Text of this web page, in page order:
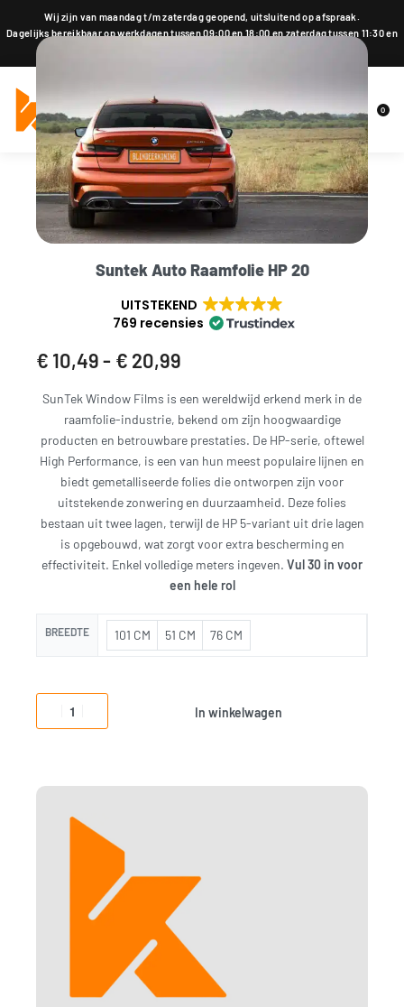
Wij zijn van maandag t/m zaterdag geopend, uitsluitend op afspraak.
Dagelijks bereikbaar op werkdagen tussen 09:00 en 18:00 en zaterdag tussen 11:30 en
0
Suntek Auto Raamfolie HP 20
UITSTEKEND
769 recensies
€ 10,49 € 20,99
SunTek Window Films is een wereldwijd erkend merk in de
raamfolie-industrie, bekend om zijn hoogwaardige
producten en betrouwbare prestaties. De HP-serie, oftewel
High Performance, is een van hun meest populaire lijnen en
biedt gemetalliseerde folies die ontworpen zijn voor
uitstekende zonwering en duurzaamheid. Deze folies
bestaan uit twee lagen, terwijl de HP 5-variant uit drie lagen
is opgebouwd, wat zorgt voor extra bescherming en
effectiviteit. Enkel volledige meters ingeven. Vul 30 in voor
een hele rol
BREEDTE 101 CM 51 CM 76 CM
In winkelwagen